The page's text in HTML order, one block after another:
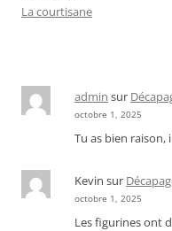
La courtisane
admin sur
octobre 1, 2025
Tu as bien raison,
Kevin sur
octobre 1, 2025
Les figurines ont